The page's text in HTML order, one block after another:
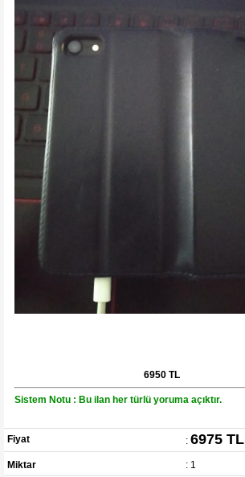
6950 TL
Sistem Notu : Bu ilan her türlü yoruma açıktır.
Fiyat : 6975 TL
Miktar : 1